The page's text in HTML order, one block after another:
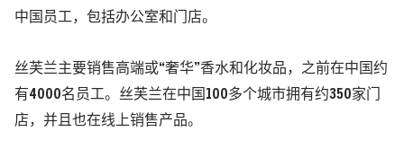
中国员工，包括办公室和门店。
丝芙兰主要销售高端或“奢华”香水和化妆品，之前在中国约
有4000名员工。 丝芙兰在中国100多个城市拥有约350家门
店，并且也在线上销售产品。